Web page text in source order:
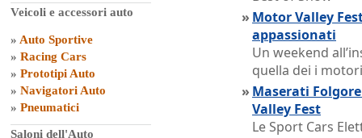
Veicoli e accessori auto
» Auto Sportive
» Racing Cars
» Prototipi Auto
» Navigatori Auto
» Pneumatici
Saloni dell'Auto
» Motor Valley
appassionati
Un weekend
quella dei i motori
» Maserati
Valley Fest
Le Sport Cars